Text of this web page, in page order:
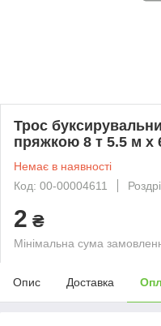
Трос
пряжкою 8 т 5.5 м х
Немає в наявності
Код: 00-00004611
2 ₴
Мінімальна сума
Опис Доставка